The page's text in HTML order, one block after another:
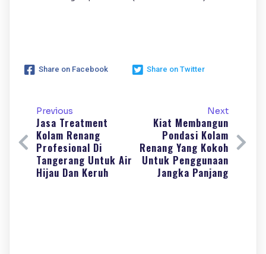
Share on Facebook Share on Twitter
Previous
Jasa Treatment
Kolam Renang
Profesional Di
Tangerang Untuk Air
Hijau Dan Keruh
Next
Kiat Membangun
Pondasi Kolam
Renang Yang Kokoh
Untuk Penggunaan
Jangka Panjang